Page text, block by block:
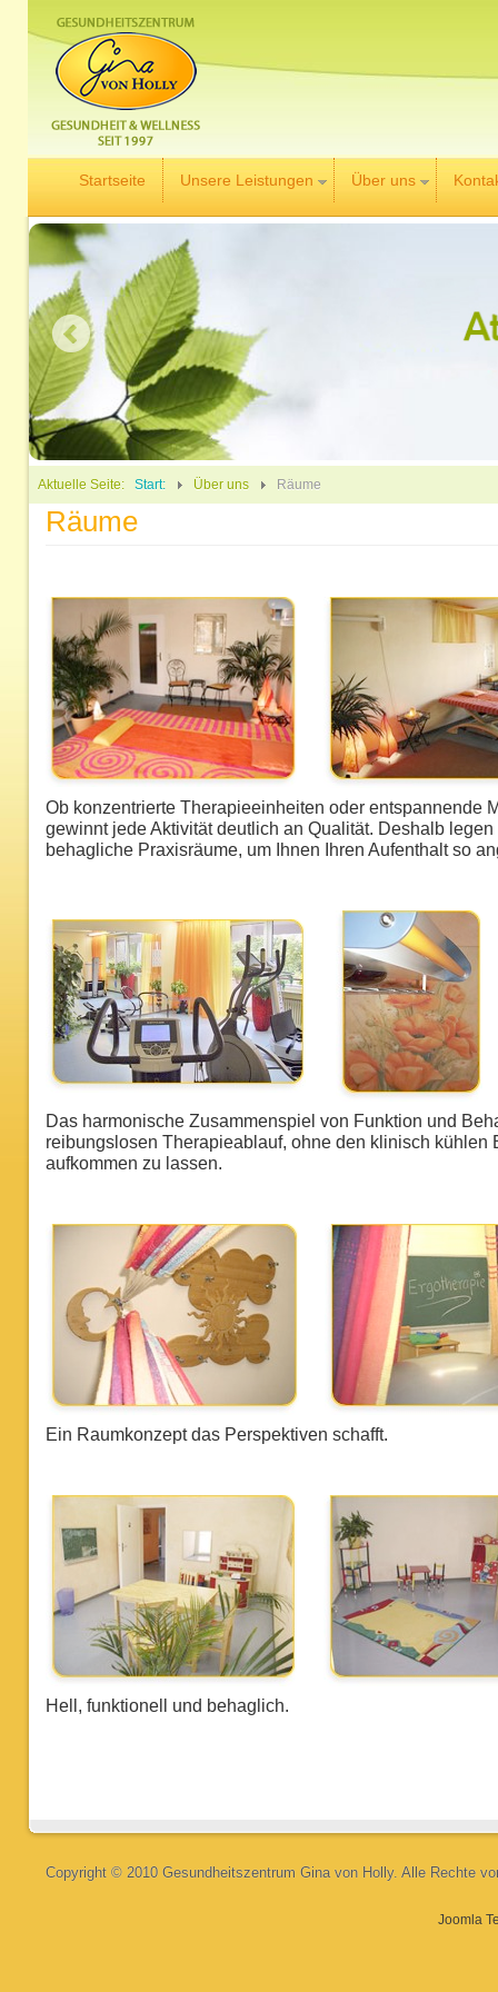
Startseite Unsere Leistungen Über uns
Aktuelle Seite: Start: Über uns Räume
Räume
Ob konzentrierte Therapieeinheiten oder entspannende
gewinnt jede Aktivität deutlich an Qualität. Deshalb
behagliche Praxisräume, um Ihnen Ihren Aufenthalt so
Das harmonische Zusammenspiel von Funktion und
reibungslosen Therapieablauf, ohne den klinisch kühlen
aufkommen zu lassen.
Ein Raumkonzept das Perspektiven schafft.
Hell, funktionell und behaglich.
Copyright © 2010 Gesundheitszentrum Gina von Holly. Alle Rechte
Joomla